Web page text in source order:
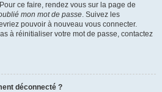
ce faire, rendez vous sur la page de
mon mot de passe. Suivez les
pouvoir à nouveau vous connecter.
à réinitialiser votre mot de passe, contactez
déconnecté ?